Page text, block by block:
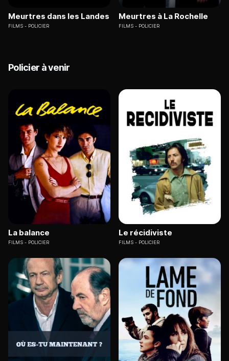
Meurtres dans les Landes
FILMS POLICIER
Meurtres à La Rochelle
FILMS POLICIER
Policier à venir
La balance
FILMS POLICIER
Le récidiviste
FILMS POLICIER